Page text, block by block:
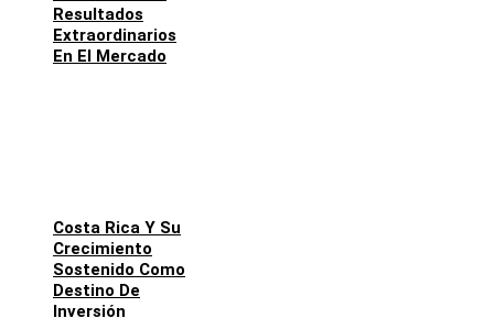
Resultados
Extraordinarios
En El Mercado
Costa Rica Y Su
Crecimiento
Sostenido Como
Destino De
Inversión